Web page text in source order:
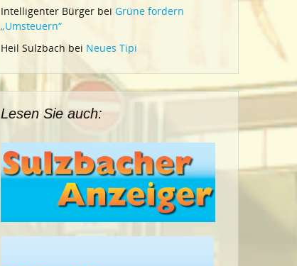
Intelligenter Bürger bei Grüne fordern
„Umsteuern“
Heil Sulzbach bei Neues Tipi
Lesen Sie auch: